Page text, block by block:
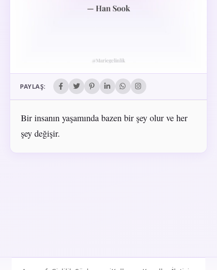
PAYLAŞ:
Bir insanın yaşamında bazen bir şey olur ve her
şey değişir.